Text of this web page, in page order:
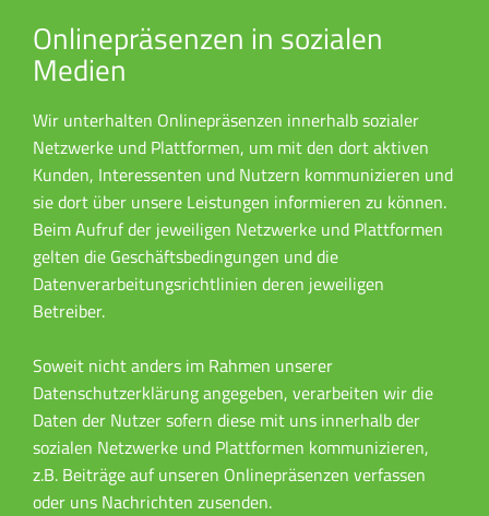
Onlinepräsenzen in sozialen
Medien
Wir unterhalten Onlinepräsenzen innerhalb sozialer
Netzwerke und Plattformen, um mit den dort aktiven
Kunden, Interessenten und Nutzern kommunizieren und
sie dort über unsere Leistungen informieren zu können.
Beim Aufruf der jeweiligen Netzwerke und Plattformen
gelten die Geschäftsbedingungen und die
Datenverarbeitungsrichtlinien deren jeweiligen
Betreiber.
Soweit nicht anders im Rahmen unserer
Datenschutzerklärung angegeben, verarbeiten wir die
Daten der Nutzer sofern diese mit uns innerhalb der
sozialen Netzwerke und Plattformen kommunizieren,
z.B. Beiträge auf unseren Onlinepräsenzen verfassen
oder uns Nachrichten zusenden.